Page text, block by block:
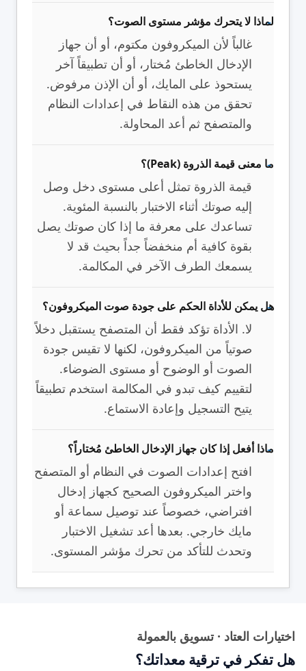
لماذا لا يتحرك مؤشر مستوى الصوت؟
غالباً لأن الميكروفون مكتوم، أو أن جهاز
الإدخال الخاطئ مُختار، أو أن تطبيقاً آخر
يستحوذ على المايك، أو أن الإذن مرفوض.
تحقق من هذه النقاط في إعدادات النظام
والمتصفح ثم أعد المحاولة.
ما معنى قيمة الذروة (Peak)؟
قيمة الذروة تمثل أعلى مستوى دخل وصل
إليه صوتك أثناء الاختبار بالنسبة المئوية.
تساعدك على معرفة ما إذا كان صوتك يصل
بقوة كافية أم منخفضاً جداً بحيث قد لا
يسمعك الطرف الآخر في المكالمة.
هل يمكن للأداة الحكم على جودة صوت الميكروفون؟
لا. الأداة تؤكد فقط أن المتصفح يستقبل دخلاً
صوتياً من الميكروفون، لكنها لا تقيس جودة
الصوت أو الوضوح أو مستوى الضوضاء.
لتقييم كيف تبدو في المكالمة استخدم تطبيقاً
يتيح التسجيل وإعادة الاستماع.
ماذا أفعل إذا كان جهاز الإدخال الخاطئ مُختاراً؟
افتح إعدادات الصوت في النظام أو المتصفح
واختر الميكروفون الصحيح كجهاز إدخال
افتراضي، خصوصاً عند توصيل سماعة أو
مايك خارجي. بعدها أعد تشغيل الاختبار
وتحدث للتأكد من تحرك مؤشر المستوى.
اختيارات العتاد · تسويق بالعمولة
هل تفكر في ترقية معداتك؟